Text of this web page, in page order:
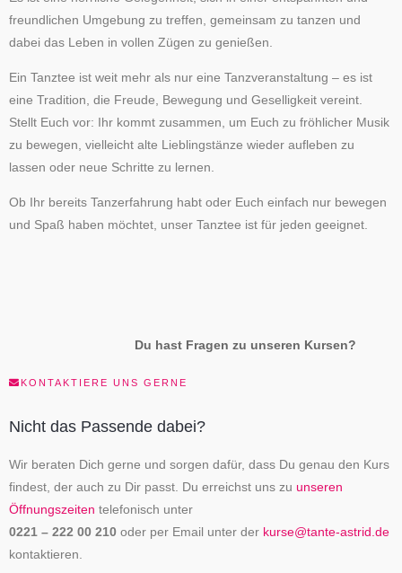
freundlichen Umgebung zu treffen, gemeinsam zu tanzen und
dabei das Leben in vollen Zügen zu genießen.
Ein Tanztee ist weit mehr als nur eine Tanzveranstaltung – es ist
eine Tradition, die Freude, Bewegung und Geselligkeit vereint.
Stellt Euch vor: Ihr kommt zusammen, um Euch zu fröhlicher Musik
zu bewegen, vielleicht alte Lieblingstänze wieder aufleben zu
lassen oder neue Schritte zu lernen.
Ob Ihr bereits Tanzerfahrung habt oder Euch einfach nur bewegen
und Spaß haben möchtet, unser Tanztee ist für jeden geeignet.
Du hast Fragen zu unseren Kursen?
KONTAKTIERE UNS GERNE
Nicht das Passende dabei?
Wir beraten Dich gerne und sorgen dafür, dass Du genau den Kurs
findest, der auch zu Dir passt. Du erreichst uns zu unseren
Öffnungszeiten telefonisch unter
0221 – 222 00 210 oder per Email unter der kurse@tante-astrid.de
kontaktieren.